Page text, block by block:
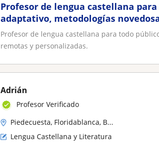
Profesor de lengua castellana
adaptativo, metodologías
remotas y personalizadas
Profesor de lengua castellana para todo
remotas y personalizadas.
Adrián
Profesor Verificado
Piedecuesta, Floridablanca, B...
Lengua Castellana y Literatura